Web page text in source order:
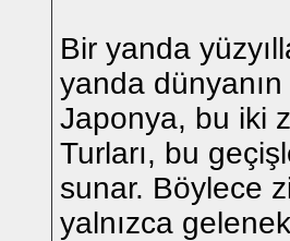
Bir yanda
yanda
Japonya, bu iki
Turları, bu
sunar. Böylece
yalnızca